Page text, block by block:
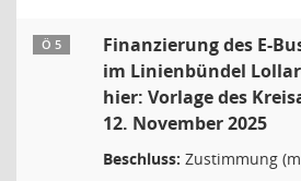
Ö 5
Finanzierung des E-
im Linienbündel
hier: Vorlage des
12. November 2025
Beschluss: Zustimmung